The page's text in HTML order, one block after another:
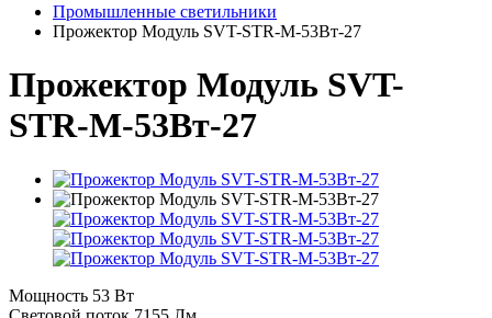
Промышленные светильники
Прожектор Модуль SVT-STR-M-53Вт-27
Прожектор Модуль SVT-
STR-M-53Вт-27
Мощность 53 Вт